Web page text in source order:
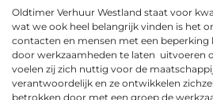
Oldtimer Verhuur Westland staat voor
wat we ook heel belangrijk vinden is het
contacten en mensen met een beperking
door werkzaamheden te laten uitvoeren
voelen zij zich nuttig voor de
verantwoordelijk en ze ontwikkelen
betrokken door met een groep de